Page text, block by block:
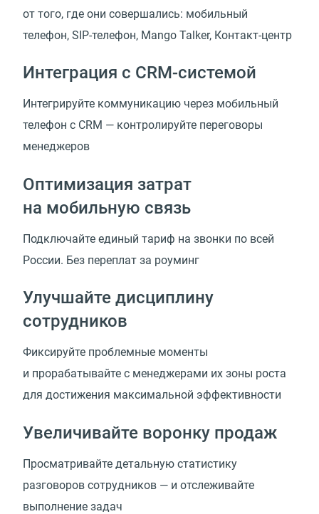
от того, где они совершались: мобильный
телефон, SIP-телефон, Mango Talker, Контакт-центр
Интеграция с CRM-системой
Интегрируйте коммуникацию через мобильный
телефон с CRM — контролируйте переговоры
менеджеров
Оптимизация затрат
на мобильную связь
Подключайте единый тариф на звонки по всей
России. Без переплат за роуминг
Улучшайте дисциплину
сотрудников
Фиксируйте проблемные моменты
и прорабатывайте с менеджерами их зоны роста
для достижения максимальной эффективности
Увеличивайте воронку продаж
Просматривайте детальную статистику
разговоров сотрудников — и отслеживайте
выполнение задач